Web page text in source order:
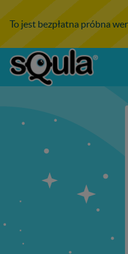
To jest bezpłatna próbna